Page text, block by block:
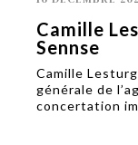
Camille
Sennse
Camille
générale de
concertation